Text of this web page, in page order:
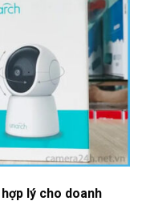
lý cho doanh